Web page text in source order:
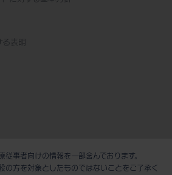
デモ / 見積依頼
表明
従事者向けの情報を一部含んでおります。
の方を対象としたものではないことをご了承く